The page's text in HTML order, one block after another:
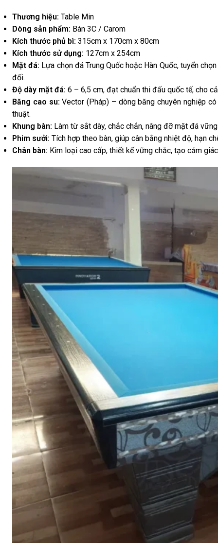
Thương hiệu: Table Min
Dòng sản phẩm: Bàn 3C / Carom
Kích thước phủ bì: 315cm x 170cm x 80cm
Kích thước sử dụng: 127cm x 254cm
Mặt đá: Lựa chọn đá Trung Quốc hoặc Hàn Quốc, tuyển
đối.
Độ dày mặt đá: 6 – 6,5 cm, đạt chuẩn thi đấu quốc tế, cho
Băng cao su: Vector (Pháp) – dòng băng chuyên nghiệp
thuật.
Khung bàn: Làm từ sắt dày, chắc chắn, nâng đỡ mặt đá
Phim sưởi: Tích hợp theo bàn, giúp cân bằng nhiệt độ, hạn
Chân bàn: Kim loại cao cấp, thiết kế vững chắc, tạo cảm